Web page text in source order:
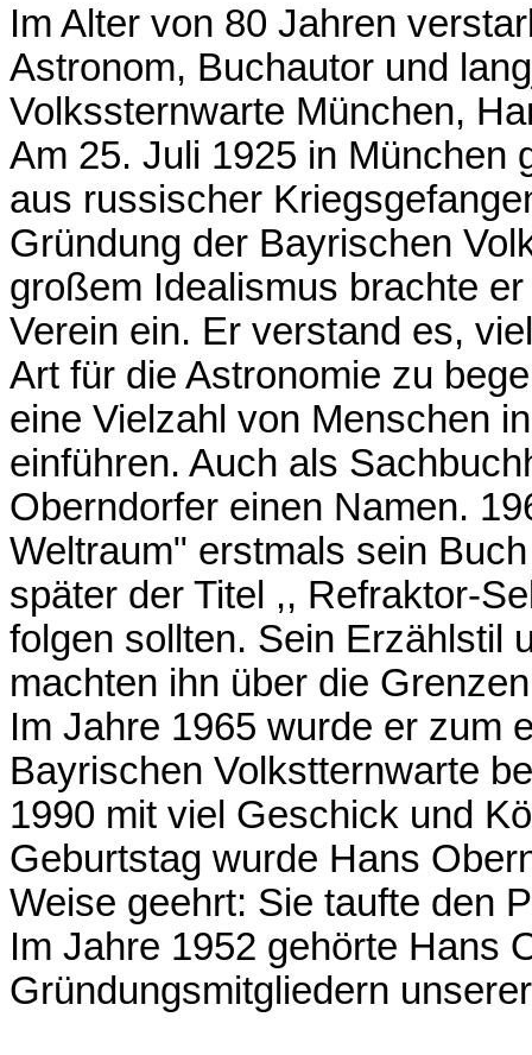
Im Alter von 80 Jahren
Astronom, Buchautor und
Volkssternwarte München,
Am 25. Juli 1925 in München
aus russischer
Gründung der Bayrischen
großem Idealismus brachte
Verein ein. Er verstand es,
Art für die Astronomie zu
eine Vielzahl von Menschen
einführen. Auch als
Oberndorfer einen Namen.
Weltraum" erstmals sein
später der Titel ,, Refraktor-
folgen sollten. Sein Erzählstil
machten ihn über die
Im Jahre 1965 wurde er zum
Bayrischen Volkstternwarte
1990 mit viel Geschick und
Geburtstag wurde Hans
Weise geehrt: Sie taufte den
Im Jahre 1952 gehörte Hans
Gründungsmitgliedern unserer